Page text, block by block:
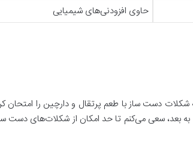
حاوی افزودنی‌های شیمیایی
دست‌ ساز با طعم پرتقال و دارچین را امتحان
سعی می‌کنم تا حد امکان از شکلات‌های دست‌ ساز